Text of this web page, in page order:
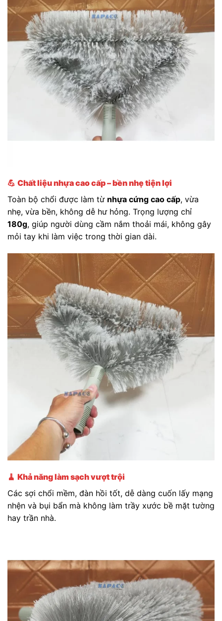
💪 Chất liệu nhựa cao cấp – bền nhẹ tiện lợi
Toàn bộ chổi được làm từ nhựa cứng cao cấp, vừa
nhẹ, vừa bền, không dễ hư hỏng. Trọng lượng chỉ
180g, giúp người dùng cầm nắm thoải mái, không gây
mỏi tay khi làm việc trong thời gian dài.
🧹 Khả năng làm sạch vượt trội
Các sợi chổi mềm, đàn hồi tốt, dễ dàng cuốn lấy mạng
nhện và bụi bẩn mà không làm trầy xước bề mặt tường
hay trần nhà.